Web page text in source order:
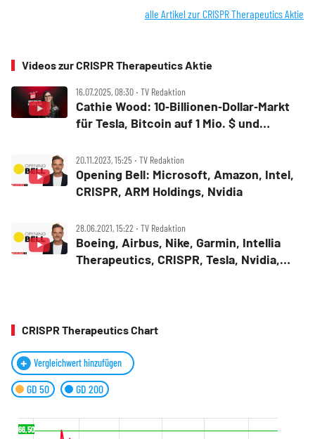
alle Artikel zur CRISPR Therapeutics Aktie
Videos zur CRISPR Therapeutics Aktie
16.07.2025, 08:30 ‧ TV Redaktion
Cathie Wood: 10‑Billionen‑Dollar‑Markt
für Tesla, Bitcoin auf 1 Mio. $ und
20.11.2023, 15:25 ‧ TV Redaktion
Opening Bell: Microsoft, Amazon, Intel,
CRISPR, ARM Holdings, Nvidia
28.06.2021, 15:22 ‧ TV Redaktion
Boeing, Airbus, Nike, Garmin, Intellia
Therapeutics, CRISPR, Tesla, Nvidia,
CRISPR Therapeutics Chart
Vergleichwert hinzufügen
GD 50 GD 200
66,50